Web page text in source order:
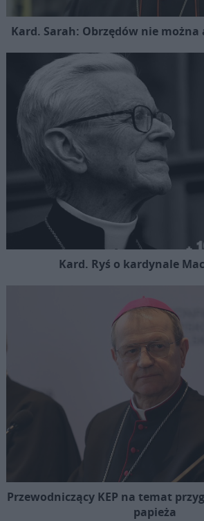
Kard. Sarah: Obrzędów nie
Kard. Ryś o kardynale
Przewodniczący KEP na temat
papieża